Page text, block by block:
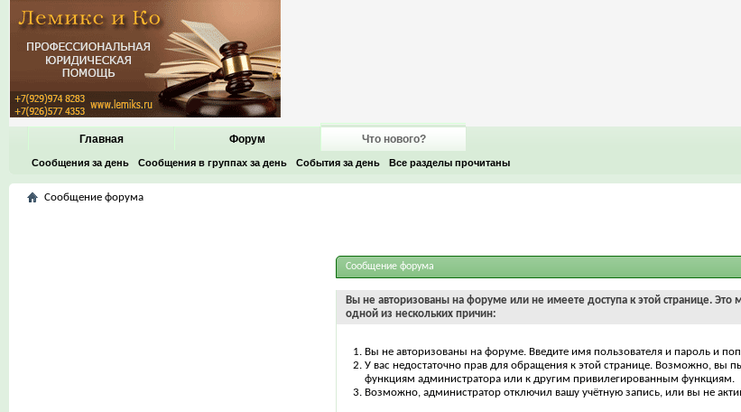
Главная Форум Что нового?
Сообщения за день Сообщения в группах за день События за день Все разделы прочитаны
Сообщение форума
Сообщение форума
Вы не авторизованы на форуме или не имеете доступа к этой странице. Это
одной из нескольких причин:
Вы не авторизованы на форуме. Введите имя пользователя и пароль и
У вас недостаточно прав для обращения к этой странице. Возможно, вы
функциям администратора или к другим привилегированным функциям.
Возможно, администратор отключил вашу учётную запись, или вы не